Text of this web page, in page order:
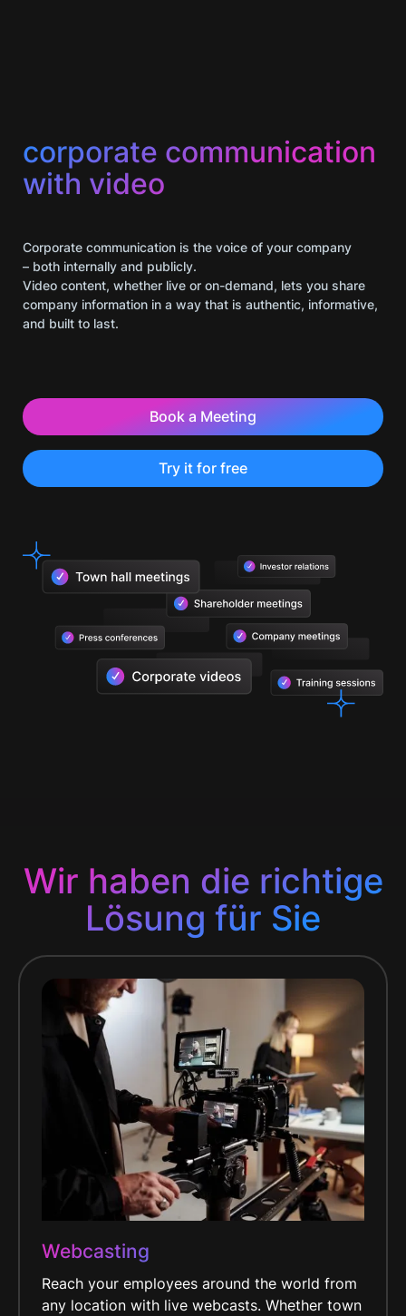
corporate communication
with video
Corporate communication is the voice of your company
– both internally and publicly.
Video content, whether live or on-demand, lets you share
company information in a way that is authentic, informative,
and built to last.
Book a Meeting
Try it for free
Wir haben die richtige
Lösung für Sie
Webcasting
Reach your employees around the world from
any location with live webcasts. Whether town